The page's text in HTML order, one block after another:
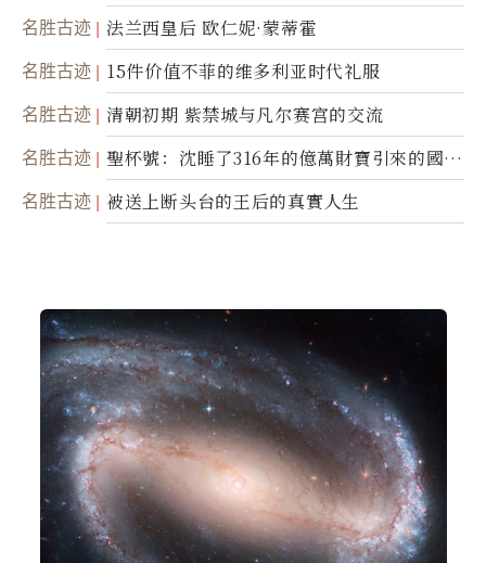
家乔治．欧威尔
名胜古迹 法兰西皇后 欧仁妮·蒙蒂霍
名胜古迹 15件价值不菲的维多利亚时代礼服
名胜古迹 清朝初期 紫禁城与凡尔赛宫的交流
名胜古迹
聖杯號：沈睡了316年的億萬財寶引來的國際
糾紛
名胜古迹 被送上断头台的王后的真實人生